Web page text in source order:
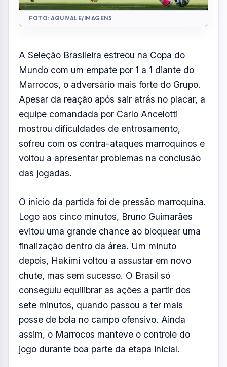
FOTO: AQUIVALE/IMAGENS
A Seleção Brasileira estreou na Copa do
Mundo com um empate por 1 a 1 diante do
Marrocos, o adversário mais forte do Grupo.
Apesar da reação após sair atrás no placar, a
equipe comandada por Carlo Ancelotti
mostrou dificuldades de entrosamento,
sofreu com os contra-ataques marroquinos e
voltou a apresentar problemas na conclusão
das jogadas.
O início da partida foi de pressão marroquina.
Logo aos cinco minutos, Bruno Guimarães
evitou uma grande chance ao bloquear uma
finalização dentro da área. Um minuto
depois, Hakimi voltou a assustar em novo
chute, mas sem sucesso. O Brasil só
conseguiu equilibrar as ações a partir dos
sete minutos, quando passou a ter mais
posse de bola no campo ofensivo. Ainda
assim, o Marrocos manteve o controle do
jogo durante boa parte da etapa inicial.